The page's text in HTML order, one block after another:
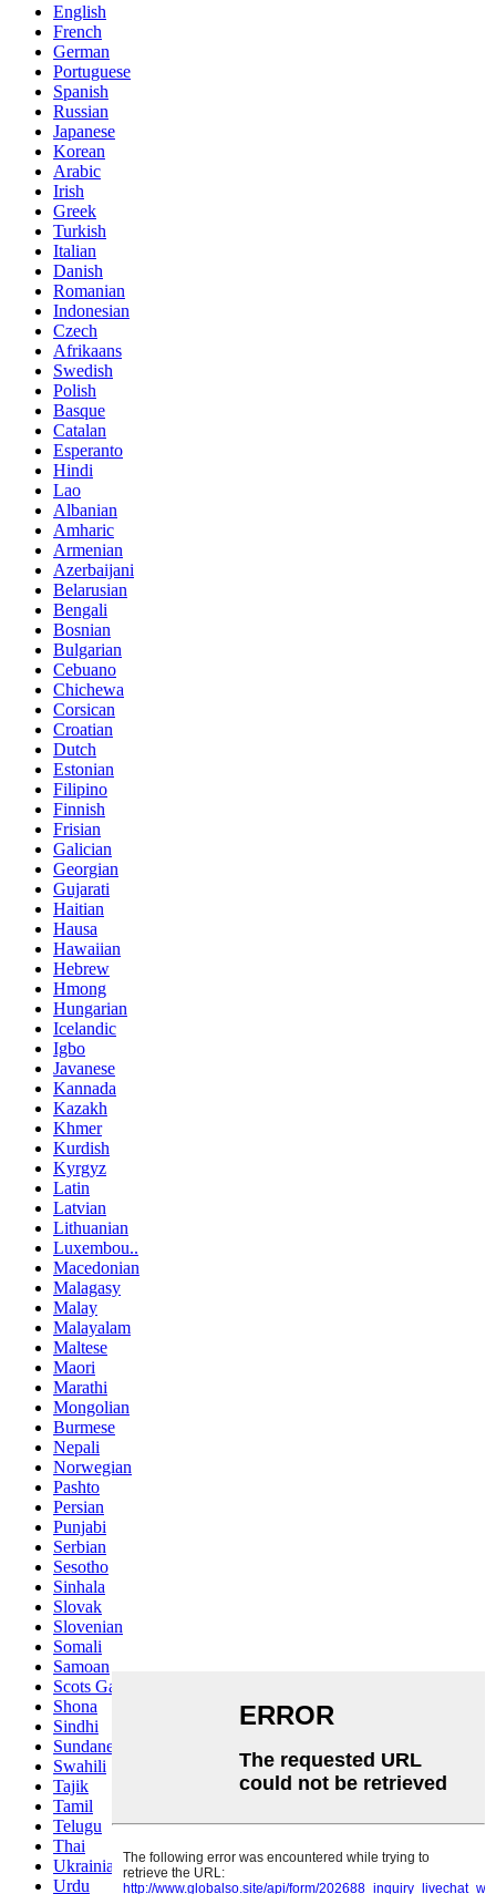
English
French
German
Portuguese
Spanish
Russian
Japanese
Korean
Arabic
Irish
Greek
Turkish
Italian
Danish
Romanian
Indonesian
Czech
Afrikaans
Swedish
Polish
Basque
Catalan
Esperanto
Hindi
Lao
Albanian
Amharic
Armenian
Azerbaijani
Belarusian
Bengali
Bosnian
Bulgarian
Cebuano
Chichewa
Corsican
Croatian
Dutch
Estonian
Filipino
Finnish
Frisian
Galician
Georgian
Gujarati
Haitian
Hausa
Hawaiian
Hebrew
Hmong
Hungarian
Icelandic
Igbo
Javanese
Kannada
Kazakh
Khmer
Kurdish
Kyrgyz
Latin
Latvian
Lithuanian
Luxembou..
Macedonian
Malagasy
Malay
Malayalam
Maltese
Maori
Marathi
Mongolian
Burmese
Nepali
Norwegian
Pashto
Persian
Punjabi
Serbian
Sesotho
Sinhala
Slovak
Slovenian
Somali
Samoan
Scots Gaelic
Shona
Sindhi
Sundanese
Swahili
Tajik
Tamil
Telugu
Thai
Ukrainian
Urdu